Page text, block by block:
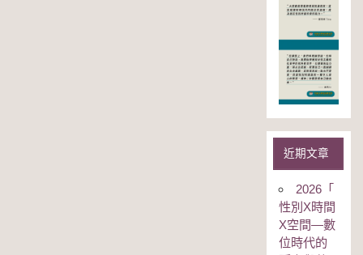
近期文章
2026「
性別Χ時間
Χ空間—數
位時代的